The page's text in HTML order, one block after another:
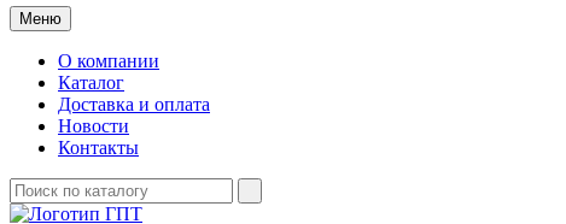
Меню
О компании
Каталог
Доставка и оплата
Новости
Контакты